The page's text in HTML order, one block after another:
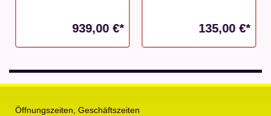
939,00 €* 135,00 €*
Öffnungszeiten, Geschäftszeiten